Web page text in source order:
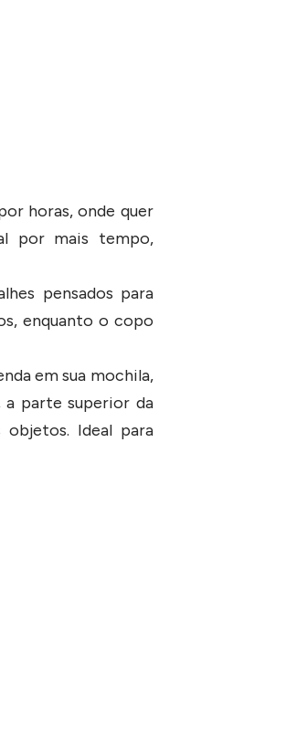
horas, onde quer
por mais tempo,
pensados para
enquanto o copo
em sua mochila,
a parte superior da
objetos. Ideal para